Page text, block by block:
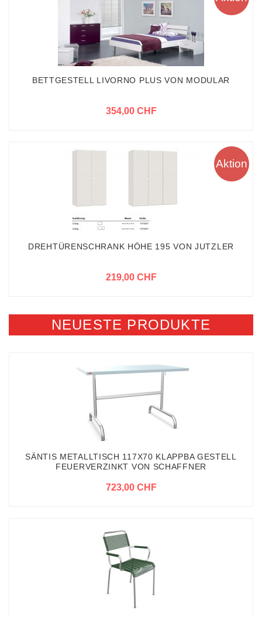
BETTGESTELL LIVORNO PLUS VON MODULAR
354,00 CHF
Aktion
DREHTÜRENSCHRANK HÖHE 195 VON JUTZLER
219,00 CHF
NEUESTE PRODUKTE
SÄNTIS METALLTISCH 117X70 KLAPPBA GESTELL
FEUERVERZINKT VON SCHAFFNER
723,00 CHF